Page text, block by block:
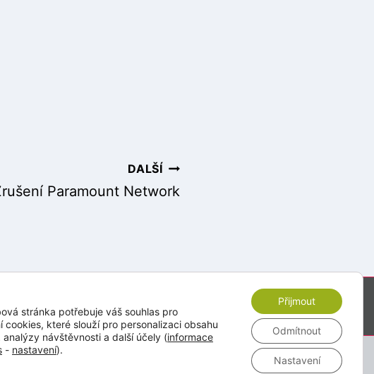
DALŠÍ
Paramount Network
Prostředí GeniusTV PDF STB manuál
stránka potřebuje váš souhlas pro
cookies, které slouží pro personalizaci obsahu
analýzy návštěvnosti a další účely (informace
- nastavení).
Přijmout
Odmítnout
Nastavení